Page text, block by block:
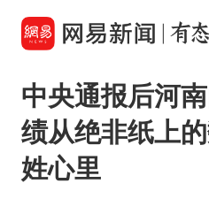
中央通报后河
绩从绝非纸上
姓心里